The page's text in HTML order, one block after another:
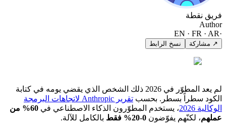
فريق نقطة
Author
EN · FR · AR
↗ مشاركة نسخ الرابط
لم يعد المطوّر في 2026 ذلك الشخص الذي يقضي يومه في كتابة
الكود سطراً بسطر. بحسب
تقرير Anthropic لاتجاهات البرمجة
الوكالية 2026
، يستخدم المطوّرون الذكاء الاصطناعي في
60% من
عملهم، لكنّهم يفوّضون0-20% فقط بالكامل للآلة.